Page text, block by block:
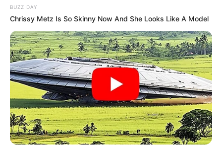
BUZZ DAY
Chrissy Metz Is So Skinny Now And She Looks Like A Model